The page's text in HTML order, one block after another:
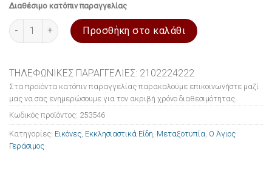
Διαθέσιμο κατόπιν παραγγελίας
Εικόνα ξύλινη σε μεταξοτυπία Ο Άγιος Γεράσιμος 10x14cm
Προσθήκη στο καλάθι
ΤΗΛΕΦΩΝΙΚΕΣ ΠΑΡΑΓΓΕΛΙΕΣ: 2102224222
Στα προϊόντα κατόπιν παραγγελίας παρακαλούμε επικοινωνήστε μαζί
μας να σας ενημερώσουμε για τον ακριβή χρόνο διαθεσιμότητας.
Κωδικός προϊόντος: 253546
Κατηγορίες: Εικόνες Εκκλησιαστικά Είδη Μεταξοτυπία Ο Άγιος
Γεράσιμος